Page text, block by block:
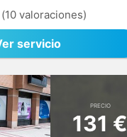
(10 valoraciones)
servicio
PRECIO
131 €